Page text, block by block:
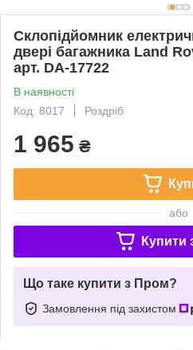
Склопідйомник
двері багажника Land
арт. DA-17722
В наявності
Код: 8017
Роздріб
1 965 ₴
або
Купити
Що таке купити з Пром?
Замовлення під захистом